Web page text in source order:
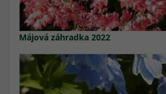
Májová záhradka 2022